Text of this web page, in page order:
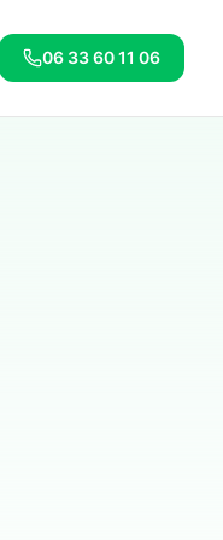
06 33 60 11 06